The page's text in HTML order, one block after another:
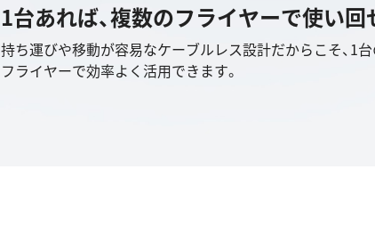
1台あれば、複数のフライヤーで使い回
持ち運びや移動が容易なケーブルレス設計だからこそ、1
フライヤーで効率よく活用できます。